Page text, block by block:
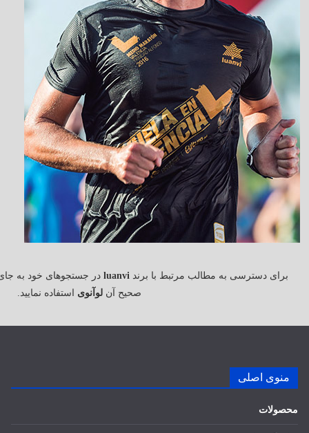
برای دسترسی به مطالب مرتبط با برندluanvi در جستجوهای خود به
صحیح آنلوآنوی استفاده نمایید.
منوی اصلی
محصولات